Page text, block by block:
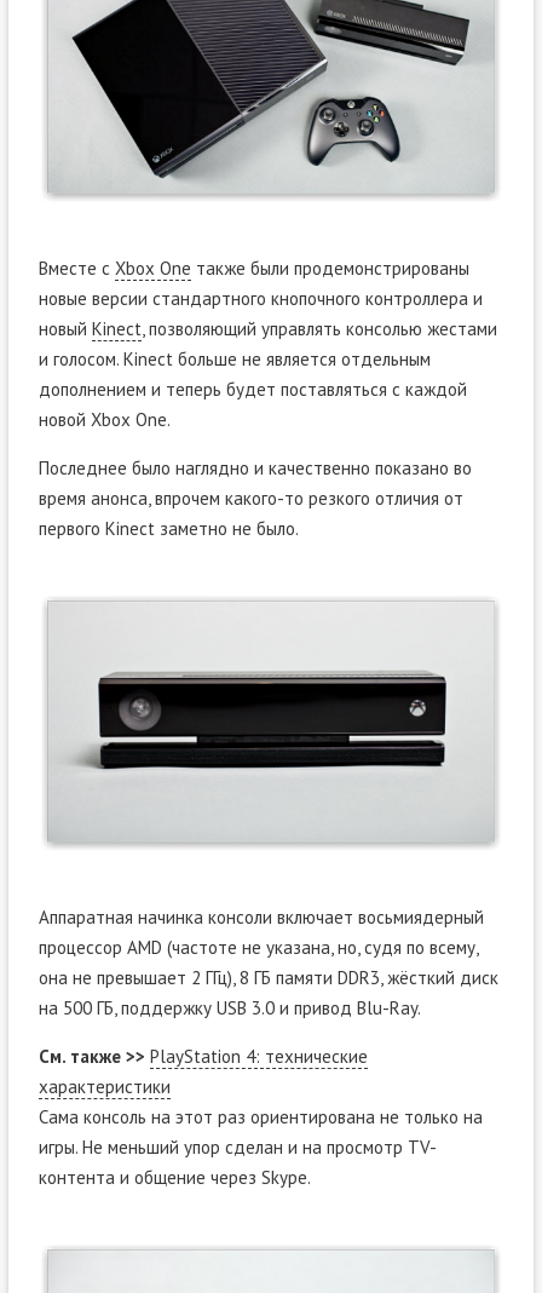
Вместе с Xbox One также были продемонстрированы
новые версии стандартного кнопочного контроллера и
новый Kinect , позволяющий управлять консолью жестами
и голосом. Kinect больше не является отдельным
дополнением и теперь будет поставляться с каждой
новой Xbox One.
Последнее было наглядно и качественно показано во
время анонса, впрочем какого-то резкого отличия от
первого Kinect заметно не было.
Аппаратная начинка консоли включает восьмиядерный
процессор AMD (частоте не указана, но, судя по всему,
она не превышает 2 ГГц), 8 ГБ памяти DDR3, жёсткий диск
на 500 ГБ, поддержку USB 3.0 и привод Blu-Ray.
См. также >> PlayStation 4: технические
характеристики
Сама консоль на этот раз ориентирована не только на
игры. Не меньший упор сделан и на просмотр TV-
контента и общение через Skype.